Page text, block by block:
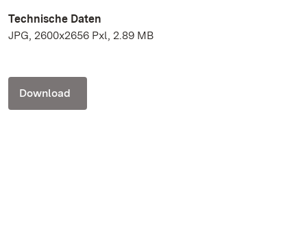
Technische Daten
JPG, 2600x2656 Pxl, 2.89 MB
Download